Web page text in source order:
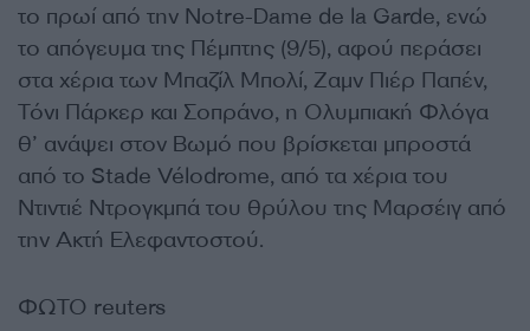
το πρωί από την Notre-Dame de la Garde, ενώ
το απόγευμα της Πέμπτης (9/5), αφού περάσει
στα χέρια των Μπαζίλ Μπολί, Ζαμν Πιέρ Παπέν,
Τόνι Πάρκερ και Σοπράνο, η Ολυμπιακή Φλόγα
θ’ ανάψει στον Βωμό που βρίσκεται μπροστά
από το Stade Vélodrome, από τα χέρια του
Ντιντιέ Ντρογκμπά του θρύλου της Μαρσέιγ από
την Ακτή Ελεφαντοστού.
ΦΩΤΟ reuters